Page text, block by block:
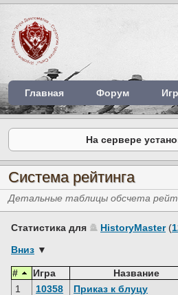
Главная Форум
На сервере
Система рейтинга
Детальные таблицы обсчета
Статистика для HistoryMaster(
Вниз ▼
# Игра Название
1
10358 Приказ к блуцу